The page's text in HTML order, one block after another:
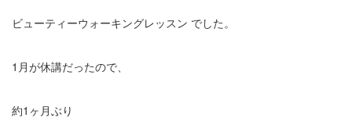
ビューティーウォーキングレッスン でした。
1月が休講だったので、
約1ヶ月ぶり